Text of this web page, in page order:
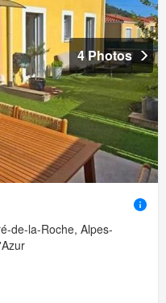
4 Photos
de-la-Roche, Alpes-